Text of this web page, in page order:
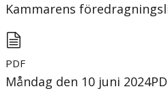
Kammarens
PDF
Måndag den 10 juni 2024